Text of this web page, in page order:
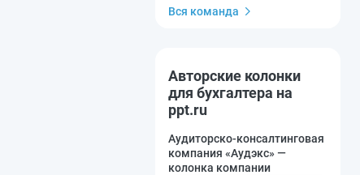
Вся команда
Авторские колонки
для бухгалтера на
ppt.ru
Аудиторско-консалтинговая
компания «Аудэкс» —
колонка компании